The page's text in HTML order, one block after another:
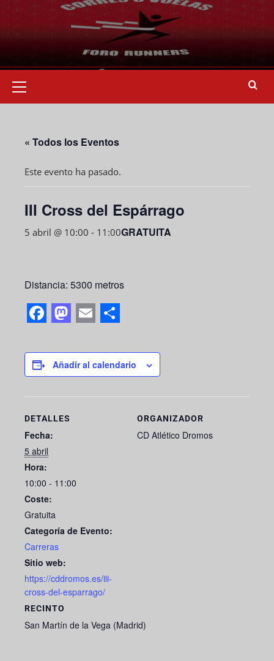
« Todos los Eventos
Este evento ha pasado.
III Cross del Espárrago
5 abril @ 10:00 - 11:00GRATUITA
Distancia: 5300 metros
F
a
c
b
o
o
k
M
a
s
o
d
E
m
a
S
h
a
Añadir al calendario
DETALLES
Fecha:
5 abril
Hora:
10:00 - 11:00
Coste:
Gratuita
Categoría de Evento:
Carreras
Sitio web:
https://cddromos.es/iii-
cross-del-esparrago/
RECINTO
San Martín de la Vega (Madrid)
ORGANIZADOR
CD Atlético Dromos